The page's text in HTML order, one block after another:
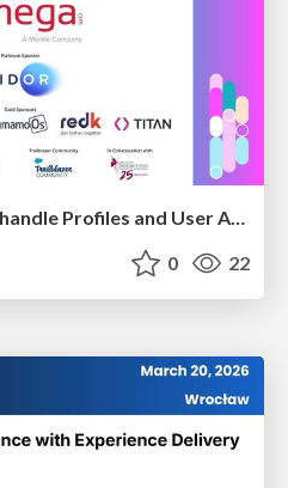
[dreamOle26] How we handle Profiles and User Access deployment
0 22